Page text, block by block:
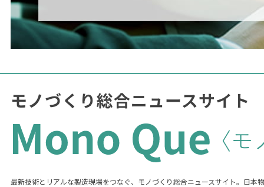
最新技術とリアルな製造現場をつなぐ、モノづくり総合ニュースサイト。日本